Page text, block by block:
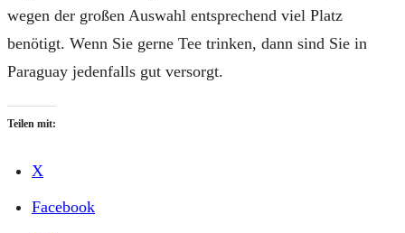
wegen der großen Auswahl entsprechend viel Platz
benötigt. Wenn Sie gerne Tee trinken, dann sind Sie in
Paraguay jedenfalls gut versorgt.
Teilen mit:
X
Facebook